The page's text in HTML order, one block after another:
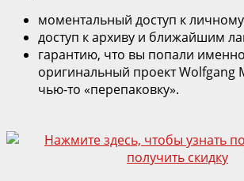
моментальный доступ к
доступ к архиву и ближайшим
гарантию, что вы попали
оригинальный проект Wolfgang
чью‑то «перепаковку».